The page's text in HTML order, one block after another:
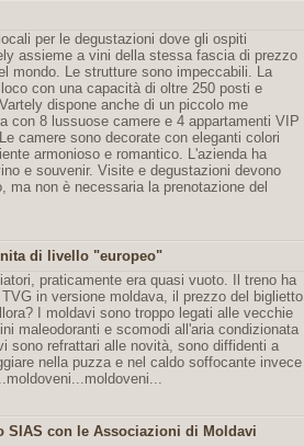
per le degustazioni dove gli ospiti
assieme a vini della stessa fascia di prezzo
mondo. Le strutture sono impeccabili. La
con una capacità di oltre 250 posti e
dispone anche di un piccolo me
con 8 lussuose camere e 4 appartamenti VIP
camere sono decorate con eleganti colori
armonioso e romantico. L'azienda ha
e souvenir. Visite e degustazioni devono
ma non è necessaria la prenotazione del
di livello "europeo"
praticamente era quasi vuoto. Il treno ha
in versione moldava, il prezzo del biglietto
I moldavi sono troppo legati alle vecchie
maleodoranti e scomodi all'aria condizionata
sono refrattari alle novità, sono diffidenti a
nella puzza e nel caldo soffocante invece
SIAS con le Associazioni di Moldavi